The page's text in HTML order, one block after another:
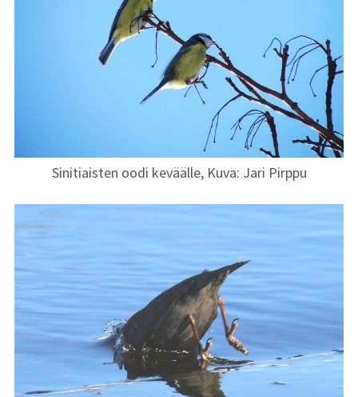
Sinitiaisten oodi keväälle, Kuva: Jari Pirppu